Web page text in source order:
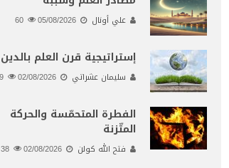
علي أونال 05/08/2026
إستراتيجية قرن العلم بالدين
سليمان عشراتي 02/08/2026
الفطرة المتحمّسة والحركة
المتّزنة
فتح الله كولن 02/08/2026